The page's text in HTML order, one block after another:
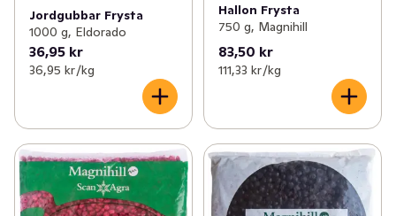
Jordgubbar Frysta
1000 g, Eldorado
36,95 kr
36,95 kr /kg
Hallon Frysta
750 g, Magnihill
83,50 kr
111,33 kr /kg